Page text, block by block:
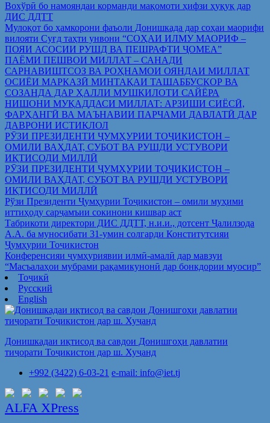
Вохўрӣ бо намояндаи корманди мақомоти ҳифзи ҳуқуқ дар
ДИС ДДТТ
Мулоқот бо ҳамкорони фаъоли Донишкада дар соҳаи маорифи
вилояти Суғд таҳти унвони “СОҲАИ ИЛМУ МАОРИФ –
ПОЯИ АСОСИИ РУШД ВА ПЕШРАФТИ ҶОМЕА”
ПАЁМИ ПЕШВОИ МИЛЛАТ – САНАДИ
САРНАВИШТСОЗ ВА РОҲНАМОИ ОЯНДАИ МИЛЛАТ
ОСИЁИ МАРКАЗӢ МИНТАҚАИ ТАШАББУСКОР ВА
СОЗАНДА ДАР ҲАЛЛИ МУШКИЛОТИ САЙЁРА
НИШОНИ МУҚАДДАСИ МИЛЛАТ: АРЗИШИ СИЁСӢ,
ФАРҲАНГӢ ВА МАЪНАВИИ ПАРЧАМИ ДАВЛАТӢ ДАР
ДАВРОНИ ИСТИҚЛОЛ
РӮЗИ ПРЕЗИДЕНТИ ҶУМҲУРИИ ТОҶИКИСТОН –
ОМИЛИ ВАҲДАТ, СУБОТ ВА РУШДИ УСТУВОРИ
ИҚТИСОДИ МИЛЛӢ
РӮЗИ ПРЕЗИДЕНТИ ҶУМҲУРИИ ТОҶИКИСТОН –
ОМИЛИ ВАҲДАТ, СУБОТ ВА РУШДИ УСТУВОРИ
ИҚТИСОДИ МИЛЛӢ
Рўзи Президенти Ҷумҳурии Тоҷикистон – омили муҳими
иттиҳоду сарҷамъии сокинони кишвар аст
Табрикоти директори ДИС ДДТТ, н.и.и., дотсент Ҷалилзода
А.А. ба муносибати 31-умин солгарди Конститутсияи
Ҷумҳурии Тоҷикистон
Конференсияи ҷумҳуриявии илмӣ-амалӣ дар мавзуи
“Масъалаҳои мубрами рақамикунонӣ дар бонкдории муосир”
Тоҷикӣ
Русский
English
Донишкадаи иқтисод ва савдои Донишгоҳи давлатии
тиҷорати Тоҷикистон дар ш. Хуҷанд
+992 (3422) 6-03-21 e-mail: info@iet.tj
ALFA XPress